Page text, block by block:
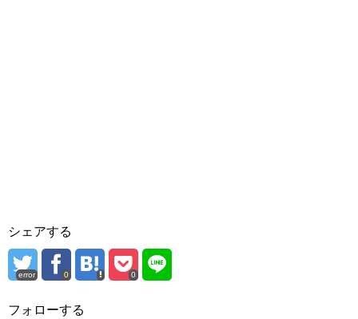
シェアする
error 0 0
フォローする